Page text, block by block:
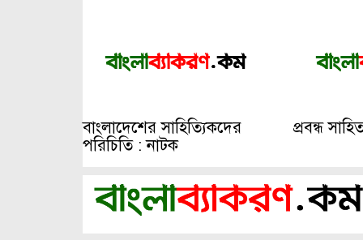
বাংলাদেশের সাহিত্যিকদের
পরিচিতি : নাটক
প্রবন্ধ